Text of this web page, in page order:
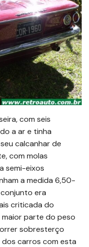
com seis
a ar e tinha
calcanhar de
com molas
semi-eixos
a medida 6,50-
era
criticada do
parte do peso
sobresterço
carros com esta